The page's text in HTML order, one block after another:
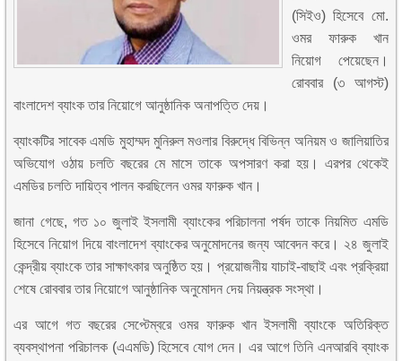
(সিইও) হিসেবে মো.
ওমর ফারুক খান
নিয়োগ পেয়েছেন।
রোববার (৩ আগস্ট)
বাংলাদেশ ব্যাংক তার নিয়োগে আনুষ্ঠানিক অনাপত্তি দেয়।
ব্যাংকটির সাবেক এমডি মুহাম্মদ মুনিরুল মওলার বিরুদ্ধে বিভিন্ন অনিয়ম ও জালিয়াতির
অভিযোগ ওঠায় চলতি বছরের মে মাসে তাকে অপসারণ করা হয়। এরপর থেকেই
এমডির চলতি দায়িত্ব পালন করছিলেন ওমর ফারুক খান।
জানা গেছে, গত ১০ জুলাই ইসলামী ব্যাংকের পরিচালনা পর্ষদ তাকে নিয়মিত এমডি
হিসেবে নিয়োগ দিয়ে বাংলাদেশ ব্যাংকের অনুমোদনের জন্য আবেদন করে। ২৪ জুলাই
কেন্দ্রীয় ব্যাংকে তার সাক্ষাৎকার অনুষ্ঠিত হয়। প্রয়োজনীয় যাচাই-বাছাই এবং প্রক্রিয়া
শেষে রোববার তার নিয়োগে আনুষ্ঠানিক অনুমোদন দেয় নিয়ন্ত্রক সংস্থা।
এর আগে গত বছরের সেপ্টেম্বরে ওমর ফারুক খান ইসলামী ব্যাংকে অতিরিক্ত
ব্যবস্থাপনা পরিচালক (এএমডি) হিসেবে যোগ দেন। এর আগে তিনি এনআরবি ব্যাংক